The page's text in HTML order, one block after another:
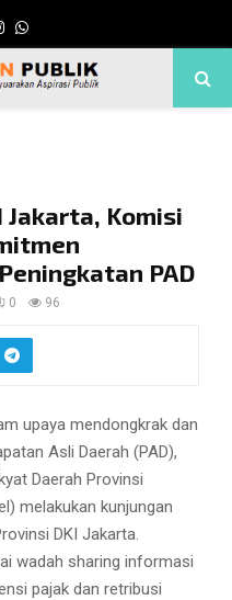
Instagram
Whatsapp
Jakarta, Komisi
PAD
0 96
upaya mendongkrak dan
Asli Daerah (PAD),
Daerah Provinsi
melakukan kunjungan
DKI Jakarta.
wadah sharing informasi
pajak dan retribusi